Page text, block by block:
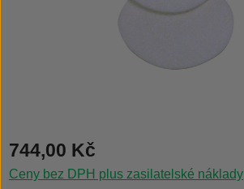
Běžná cena:
744,00 Kč
Ceny bez DPH plus zasilatelské náklady